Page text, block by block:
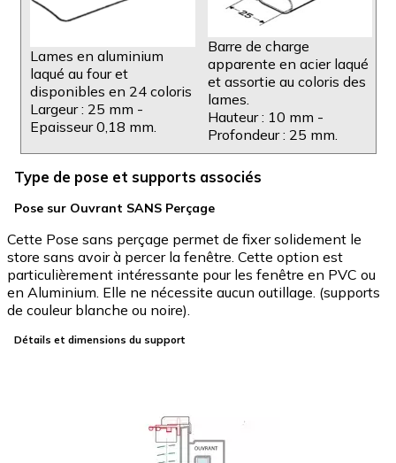
Lames en aluminium
laqué au four et
disponibles en 24 coloris
Largeur : 25 mm -
Epaisseur 0,18 mm.
Barre de charge
apparente en acier laqué
et assortie au coloris des
lames.
Hauteur : 10 mm -
Profondeur : 25 mm.
Type de pose et supports associés
Pose sur Ouvrant SANS Perçage
Cette Pose sans perçage permet de fixer solidement le
store sans avoir à percer la fenêtre. Cette option est
particulièrement intéressante pour les fenêtre en PVC ou
en Aluminium. Elle ne nécessite aucun outillage. (supports
de couleur blanche ou noire).
Détails et dimensions du support